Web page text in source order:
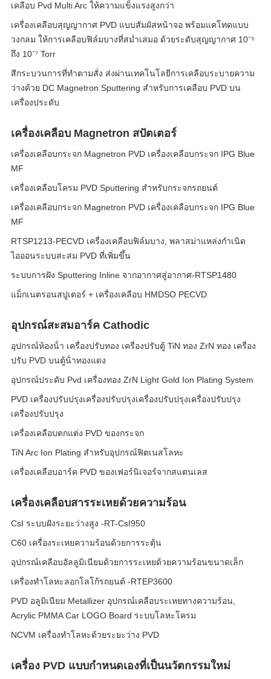
เคลือบ Pvd Multi Arc ให้ความแข็งแรงสูงกว่า
เครื่องเคลือบสุญญากาศ PVD แบบสัมผัสหน้าจอ พร้อมแคโทดแบบ
วงกลม ให้การเคลือบฟิล์มบางที่สม่ำเสมอ ด้วยระดับสุญญากาศ 10⁻⁵
ถึง 10⁻⁷ Torr
สีกระบวนการที่ทําตามสั่ง ส่งผ่านเทคโนโลยีการเคลือบระบายความ
ว่างด้วย DC Magnetron Sputtering สําหรับการเคลือบ PVD บน
เครื่องประดับ
เครื่องเคลือบ Magnetron สปัตเตอร์
เครื่องเคลือบกระจก Magnetron PVD เครื่องเคลือบกระจก IPG Blue
MF
เครื่องเคลือบโครม PVD Sputtering สําหรับกระจกรถยนต์
เครื่องเคลือบกระจก Magnetron PVD เครื่องเคลือบกระจก IPG Blue
MF
RTSP1213-PECVD เครื่องเคลือบฟิล์มบาง, พลาสม่าแหล่งกำเนิด
ไอออนระบบสะสม PVD ที่เพิ่มขึ้น
ระบบการฝัง Sputtering Inline จากอากาศสู่อากาศ-RTSP1480
แม็กเนตรอนสปูเตอร์ + เครื่องเคลือบ HMDSO PECVD
อุปกรณ์สะสมอาร์ค Cathodic
อุปกรณ์ห้องน้ํา เครื่องปรับทอง เครื่องปรับตู้ TiN ทอง ZrN ทอง เครื่อง
ปรับ PVD บนตู้น้ําทองแดง
อุปกรณ์ประดับ Pvd เครื่องทอง ZrN Light Gold Ion Plating System
PVD เครื่องปรับปรุงเครื่องปรับปรุงเครื่องปรับปรุงเครื่องปรับปรุง
เครื่องปรับปรุง
เครื่องเคลือบตกแต่ง PVD ของกระจก
TiN Arc Ion Plating สําหรับอุปกรณ์ฟิตเนสโลหะ
เครื่องเคลือบอาร์ค PVD ของเฟอร์นิเจอร์จากสแตนเลส
เครื่องเคลือบสารระเหยด้วยความร้อน
CsI ระบบฝังระยะว่างสูง -RT-CsI950
C60 เครื่องระเหยความร้อนด้วยการระตุ้น
อุปกรณ์เคลือบอัลลูมิเนียมด้วยการระเหยด้วยความร้อนขนาดเล็ก
เครื่องทําโลหะลอกโลโก้รถยนต์ -RTEP3600
PVD อลูมิเนียม Metallizer อุปกรณ์เคลือบระเหยทางความร้อน,
Acrylic PMMA Car LOGO Board ระบบโลหะโครม
NCVM เครื่องทําโลหะด้วยระยะว่าง PVD
เครื่อง PVD แบบกำหนดเองที่เป็นนวัตกรรมใหม่